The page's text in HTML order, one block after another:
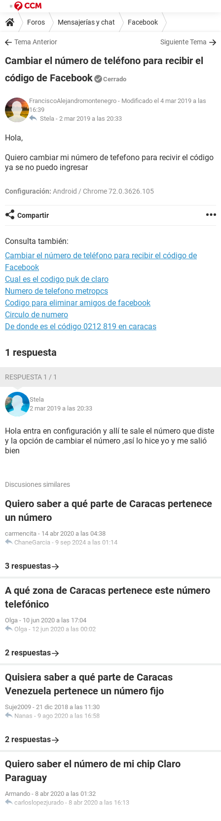
Foros Mensajerías y chat Facebook
Tema Anterior Siguiente Tema
Cambiar el número de teléfono para recibir el
código de Facebook
Cerrado
FranciscoAlejandromontenegro- Modificado el 4 mar 2019 a las
16:39
Stela - 2 mar 2019 a las 20:33
Hola,
Quiero cambiar mi número de tefefono para recivir el código
ya se no puedo ingresar
Configuración: Android / Chrome 72.0.3626.105
Compartir
Consulta también:
Cambiar el número de teléfono para recibir el código de
Facebook
Cual es el codigo puk de claro
Numero de telefono metropcs
Codigo para eliminar amigos de facebook
Circulo de numero
De donde es el código 0212 819 en caracas
1 respuesta
RESPUESTA 1 / 1
Stela
2 mar 2019 a las 20:33
Hola entra en configuración y allí te sale el número que diste
y la opción de cambiar el número ,así lo hice yo y me salió
bien
Discusiones similares
Quiero saber a qué parte de Caracas pertenece
un número
carmencita - 14 abr 2020 a las 04:38
ChaneGarcia - 9 sep 2024 a las 01:14
3 respuestas
A qué zona de Caracas pertenece este número
telefónico
Olga - 10 jun 2020 a las 17:04
Olga - 12 jun 2020 a las 00:02
2 respuestas
Quisiera saber a qué parte de Caracas
Venezuela pertenece un número fijo
Suje2009 - 21 dic 2018 a las 11:30
Nanas - 9 ago 2020 a las 16:58
2 respuestas
Quiero saber el número de mi chip Claro
Paraguay
Armando - 8 abr 2020 a las 01:32
carloslopezjurado - 8 abr 2020 a las 16:13